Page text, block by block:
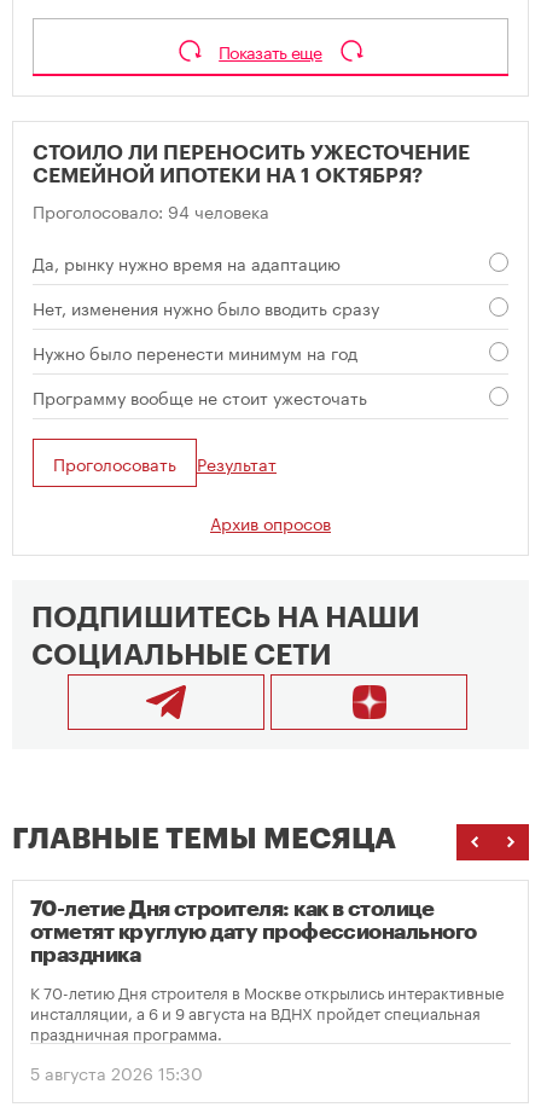
Показать еще
СТОИЛО ЛИ ПЕРЕНОСИТЬ УЖЕСТОЧЕНИЕ
СЕМЕЙНОЙ ИПОТЕКИ НА 1 ОКТЯБРЯ?
Проголосовало: 94 человека
Да, рынку нужно время на адаптацию
Нет, изменения нужно было вводить сразу
Нужно было перенести минимум на год
Программу вообще не стоит ужесточать
Проголосовать Результат
Архив опросов
ПОДПИШИТЕСЬ НА НАШИ
СОЦИАЛЬНЫЕ СЕТИ
ГЛАВНЫЕ ТЕМЫ МЕСЯЦА
70-летие Дня строителя: как в столице
отметят круглую дату профессионального
праздника
К 70-летию Дня строителя в Москве открылись интерактивные
инсталляции, а 6 и 9 августа на ВДНХ пройдет специальная
праздничная программа.
5 августа 2026 15:30